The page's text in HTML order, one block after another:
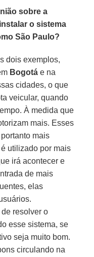
sobre a
o sistema
São Paulo?
dois exemplos,
Bogotá e na
cidades, o que
veicular, quando
À medida que
mais. Esses
mais
utilizado por mais
irá acontecer e
de mais
elas
de resolver o
esse sistema, se
seja muito bom.
circulando na